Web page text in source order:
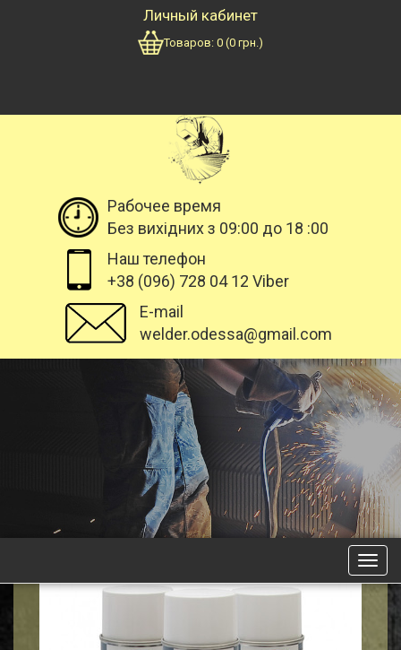
Личный кабинет
Товаров: 0 (0 грн.)
Рабочее время
Без вихідних з 09:00 до 18 :00
Наш телефон
+38 (096) 728 04 12 Viber
E-mail
welder.odessa@gmail.com